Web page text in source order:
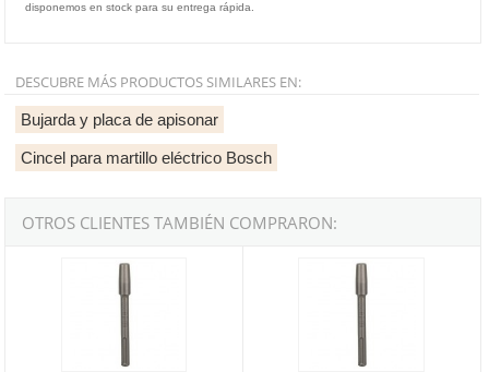
disponemos en stock para su entrega rápida.
DESCUBRE MÁS PRODUCTOS SIMILARES EN:
Bujarda y placa de apisonar
Cincel para martillo eléctrico Bosch
OTROS CLIENTES TAMBIÉN COMPRARON: